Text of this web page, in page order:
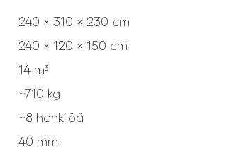
240 × 310 × 230 cm
240 × 120 × 150 cm
14 m³
~710 kg
~8 henkilöä
40 mm